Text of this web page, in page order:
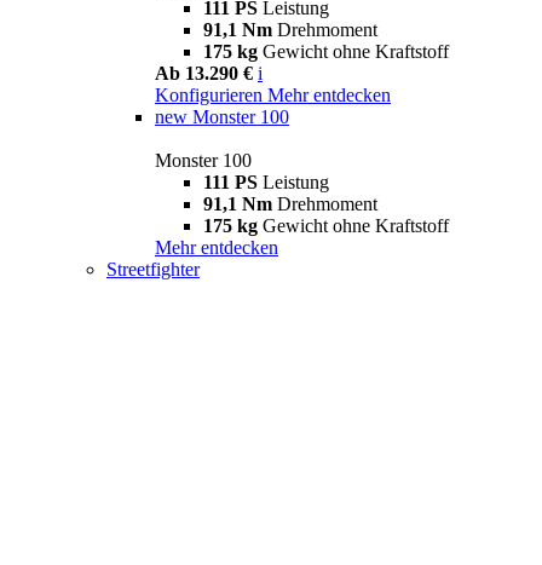
111 PS Leistung
91,1 Nm Drehmoment
175 kg Gewicht ohne Kraftstoff
Ab 13.290 € i
Konfigurieren Mehr entdecken
new Monster 100
Monster 100
111 PS Leistung
91,1 Nm Drehmoment
175 kg Gewicht ohne Kraftstoff
Mehr entdecken
Streetfighter